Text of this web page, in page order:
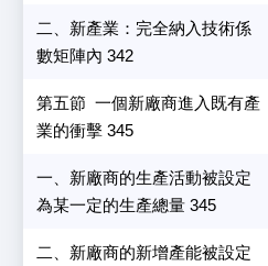
二、新產業：完全納入技術係
數矩陣內 342
第五節 一個新廠商進入既有產
業的衝擊 345
一、新廠商的生產活動被設定
為某一定的生產總量 345
二、新廠商的新增產能被設定